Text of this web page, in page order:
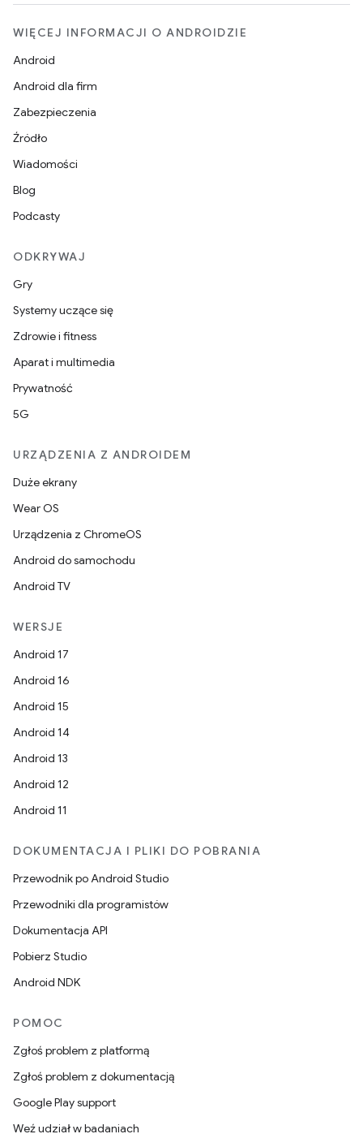
WIĘCEJ INFORMACJI O ANDROIDZIE
Android
Android dla firm
Zabezpieczenia
Źródło
Wiadomości
Blog
Podcasty
ODKRYWAJ
Gry
Systemy uczące się
Zdrowie i fitness
Aparat i multimedia
Prywatność
5G
URZĄDZENIA Z ANDROIDEM
Duże ekrany
Wear OS
Urządzenia z ChromeOS
Android do samochodu
Android TV
WERSJE
Android 17
Android 16
Android 15
Android 14
Android 13
Android 12
Android 11
DOKUMENTACJA I PLIKI DO POBRANIA
Przewodnik po Android Studio
Przewodniki dla programistów
Dokumentacja API
Pobierz Studio
Android NDK
POMOC
Zgłoś problem z platformą
Zgłoś problem z dokumentacją
Google Play support
Weź udział w badaniach